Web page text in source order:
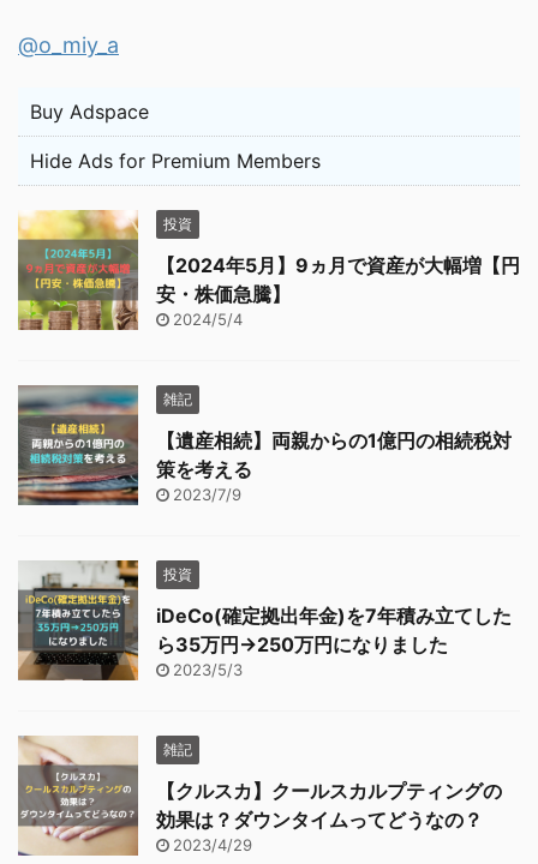
@o_miy_a
Buy Adspace
Hide Ads for Premium Members
投資
【2024年5月】9ヵ月で資産が大幅増【円
安・株価急騰】
2024/5/4
雑記
【遺産相続】両親からの1億円の相続税対
策を考える
2023/7/9
投資
iDeCo(確定拠出年金)を7年積み立てした
ら35万円→250万円になりました
2023/5/3
雑記
【クルスカ】クールスカルプティングの
効果は？ダウンタイムってどうなの？
2023/4/29